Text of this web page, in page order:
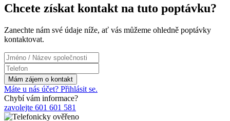
Chcete získat kontakt na tuto poptávku?
Zanechte nám své údaje níže, ať vás můžeme ohledně poptávky
kontaktovat.
Máte u nás účet? Přihlásit se.
Chybí vám informace?
zavolejte 601 601 581